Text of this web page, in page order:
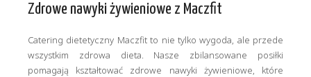
Zdrowe nawyki żywieniowe z Maczfit
Catering dietetyczny Maczfit to nie tylko wygoda, ale przede
wszystkim zdrowa dieta. Nasze zbilansowane posiłki
pomagają kształtować zdrowe nawyki żywieniowe, które